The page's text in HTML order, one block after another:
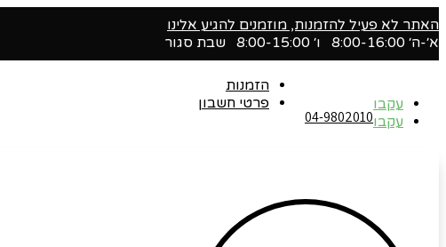
האתר לא פעיל להזמנות, מוזמנים להגיע אלינו
א׳-ה׳ 8:00-16:00 ו׳ 8:00-15:00 שבת סגור
עקבו
עקבו04-9802010‬
הזמנות
פרטי חשבון